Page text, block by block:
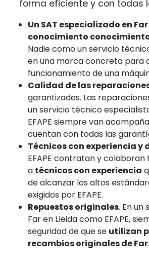
forma eficiente y con todas
Un SAT especializado en
conocimiento
Nadie como un servicio
en una marca concreta para
funcionamiento de una
Calidad de las
garantizadas. Las
un servicio técnico
EFAPE siempre van
cuentan con todas las
Técnicos con experiencia y
EFAPE contratan y colaboran
a técnicos con experiencia
de alcanzar los altos
exigidos por EFAPE.
Repuestos originales. En un
Far en Lleida como EFAPE,
seguridad de que se utilizan
recambios originales de Far.